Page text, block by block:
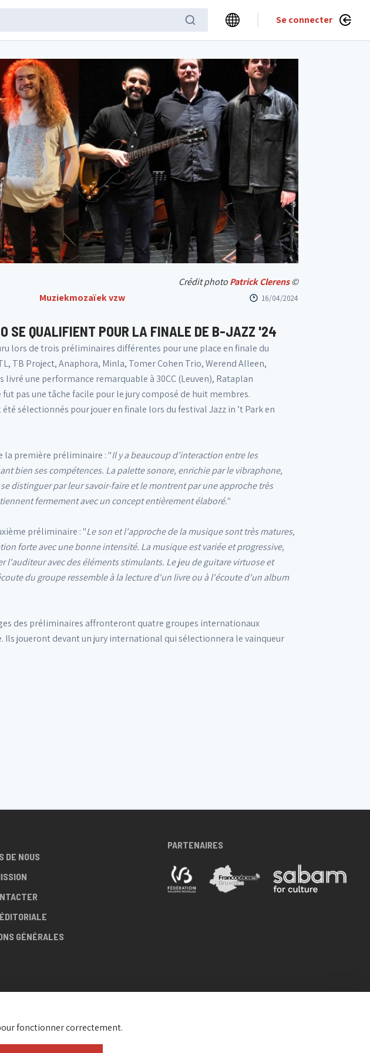
Se connecter
Crédit photoPatrick Clerens©
Muziekmozaïek vzw 16/04/2024
SE QUALIFIENT POUR LA FINALE DE B-JAZZ '24
lors de trois préliminaires différentes pour une place en finale du
TB Project, Anaphora, Minla, Tomer Cohen Trio, Werend Alleen,
une performance remarquable à 30CC (Leuven), Rataplan
fut pas une tâche facile pour le jury composé de huit membres.
sélectionnés pour jouer en finale lors du festival Jazz in ’t Park en
la première préliminaire : "Il y a beaucoup d'interaction entre les
bien ses compétences. La palette sonore, enrichie par le vibraphone,
distinguer par leur savoir-faire et le montrent par une approche très
fermement avec un concept entièrement élaboré."
préliminaire : "Le son et l'approche de la musique sont très matures,
forte avec une bonne intensité. La musique est variée et progressive,
l'auditeur avec des éléments stimulants. Le jeu de guitare virtuose et
du groupe ressemble à la lecture d'un livre ou à l'écoute d'un album
des préliminaires affronteront quatre groupes internationaux
Ils joueront devant un jury international qui sélectionnera le vainqueur
DE NOUS
GÉNÉRALES
PARTENAIRES
fonctionner correctement.